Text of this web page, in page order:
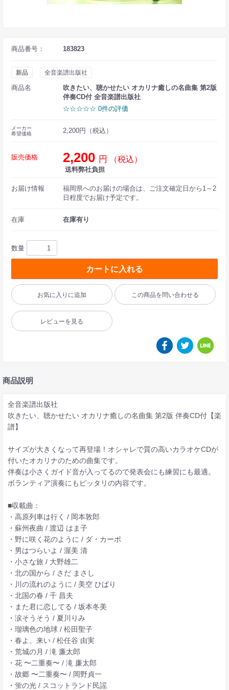
商品番号： 183823
新品 全音楽譜出版社
商品名
吹きたい、聴かせたい オカリナ癒しの名曲集 第2版
伴奏CD付 全音楽譜出版社
☆☆☆☆☆ 0件の評価
メーカー
希望価格
2,200円（税込）
販売価格 2,200 円 （税込）
送料弊社負担
お届け情報
福岡県へのお届けの場合は、ご注文確定日から1～2
日程度でお届け予定です。
在庫 在庫有り
数量
カートに入れる
お気に入りに追加 この商品を問い合わせる
レビューを見る
商品説明
全音楽譜出版社
吹きたい、聴かせたい オカリナ癒しの名曲集 第2版 伴奏CD付【楽
譜】
サイズが大きくなって再登場！オシャレで質の高いカラオケCDが
付いたオカリナのための曲集です。
伴奏は小さくガイド音が入ってるので発表会にも練習にも最適。
ボランティア演奏にもピッタリの内容です。
■収載曲：
・高原列車は行く / 岡本敦郎
・蘇州夜曲 / 渡辺 はま子
・野に咲く花のように / ダ・カーポ
・男はつらいよ / 渥美 清
・小さな旅 / 大野雄二
・北の国から / さだ まさし
・川の流れのように / 美空 ひばり
・北国の春 / 千 昌夫
・また君に恋してる / 坂本冬美
・涙そうそう / 夏川りみ
・瑠璃色の地球 / 松田聖子
・春よ、来い / 松任谷 由実
・荒城の月 / 滝 廉太郎
・花 〜二重奏〜 / 滝 廉太郎
・故郷 〜二重奏〜 / 岡野貞一
・蛍の光 / スコットランド民謡